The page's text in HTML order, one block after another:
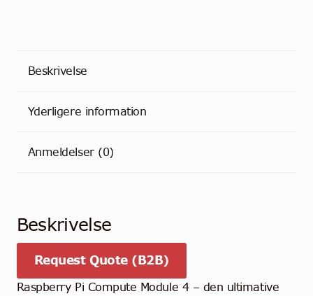
Beskrivelse
Yderligere information
Anmeldelser (0)
Beskrivelse
Request Quote (B2B)
Raspberry Pi Compute Module 4 – den ultimative